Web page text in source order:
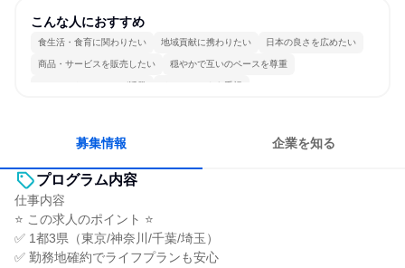
こんな人におすすめ
食生活・食育に関わりたい 地域貢献に携わりたい 日本の良さを広めたい
商品・サービスを販売したい 穏やかで互いのペースを尊重
コミュニケーションが活発 チームワークを重視
募集情報 企業を知る
プログラム内容
仕事内容
⭐ この求人のポイント ⭐
✅ 1都3県（東京/神奈川/千葉/埼玉）
✅ 勤務地確約でライフプランも安心